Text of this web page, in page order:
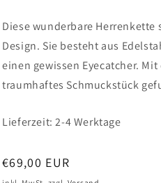
Diese wunderbare
Design. Sie besteht aus
einen gewissen Eyecatcher.
traumhaftes Schmuckstück
Lieferzeit: 2-4 Werktage
Normaler
€69,00 EUR